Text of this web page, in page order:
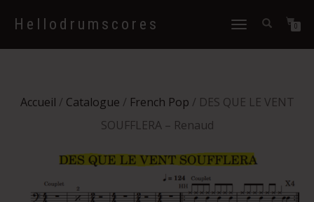
Hellodrumscores
Déplier
navigation
0
Accueil / Catalogue / French Pop / DES QUE LE VENT
SOUFFLERA – Renaud